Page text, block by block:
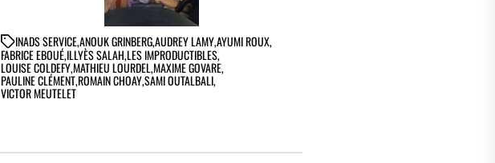
INADS SERVICE,ANOUK GRINBERG,AUDREY LAMY,AYUMI ROUX,
FABRICE EBOUÉ,ILLYÈS SALAH,LES IMPRODUCTIBLES,
LOUISE COLDEFY,MATHIEU LOURDEL,MAXIME GOVARE,
PAULINE CLÉMENT,ROMAIN CHOAY,SAMI OUTALBALI,
VICTOR MEUTELET